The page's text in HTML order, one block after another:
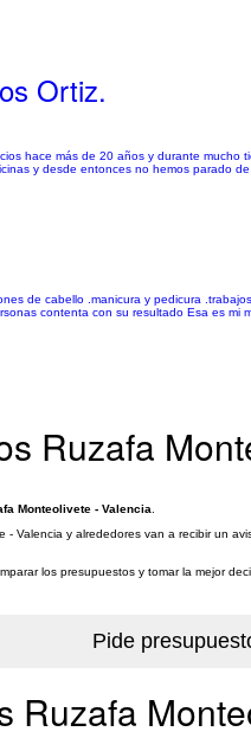
Ortiz.
hace más de 20 años y durante
y desde entonces no hemos parado
de cabello .manicura y pedicura
contenta con su resultado Esa es mi
Ruzafa
Monteolivete - Valencia
Valencia y alrededores van a recibir un
los presupuestos y tomar la mejor
Ruzafa